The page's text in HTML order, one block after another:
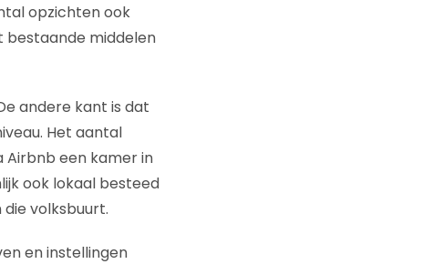
opzichten ook
bestaande middelen
andere kant is dat
Het aantal
Airbnb een kamer in
ook lokaal besteed
volksbuurt.
en instellingen